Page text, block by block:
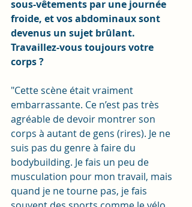
sous-vêtements par une journée
froide, et vos abdominaux sont
devenus un sujet brûlant.
Travaillez-vous toujours votre
corps ?
"Cette scène était vraiment
embarrassante. Ce n’est pas très
agréable de devoir montrer son
corps à autant de gens (rires). Je ne
suis pas du genre à faire du
bodybuilding. Je fais un peu de
musculation pour mon travail, mais
quand je ne tourne pas, je fais